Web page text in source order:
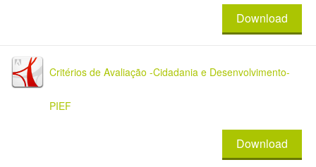
Download
Critérios de Avaliação -Cidadania e Desenvolvimento-
PIEF
Download